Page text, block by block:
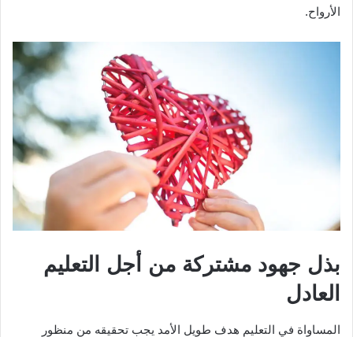
الأرواح.
بذل جهود مشتركة من أجل التعليم
العادل
المساواة في التعليم هدف طويل الأمد يجب تحقيقه من منظور